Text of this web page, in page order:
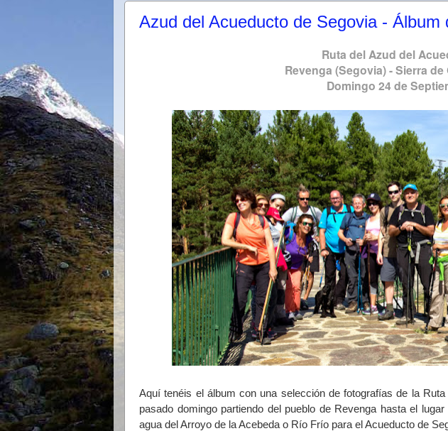
Azud del Acueducto de Segovia - Álbum
Ruta del Azud del
Revenga (Segovia) - Sierra de
Domingo 24 de
Aquí tenéis el álbum con una selección de fotografías de la
pasado domingo partiendo del pueblo de Revenga hasta el
agua del Arroyo de la Acebeda o Río Frío para el Acueducto de